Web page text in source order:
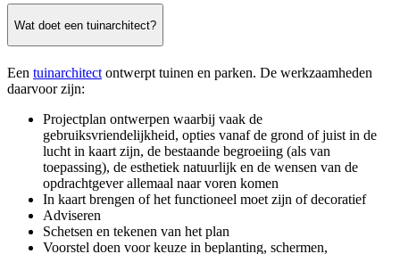
Wat doet een tuinarchitect?
Een tuinarchitect ontwerpt tuinen en parken. De werkzaamheden
daarvoor zijn:
Projectplan ontwerpen waarbij vaak de
gebruiksvriendelijkheid, opties vanaf de grond of juist in de
lucht in kaart zijn, de bestaande begroeiing (als van
toepassing), de esthetiek natuurlijk en de wensen van de
opdrachtgever allemaal naar voren komen
In kaart brengen of het functioneel moet zijn of decoratief
Adviseren
Schetsen en tekenen van het plan
Voorstel doen voor keuze in beplanting, schermen,